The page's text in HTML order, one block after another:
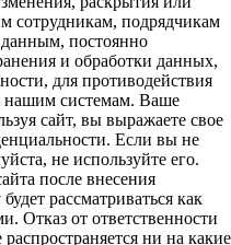
сотрудникам, подрядчикам
постоянно
и обработки данных,
для противодействия
нашим системам. Ваше
сайт, вы выражаете свое
Если вы не
не используйте его.
после внесения
рассматриваться как
Отказ от ответственности
ни на какие